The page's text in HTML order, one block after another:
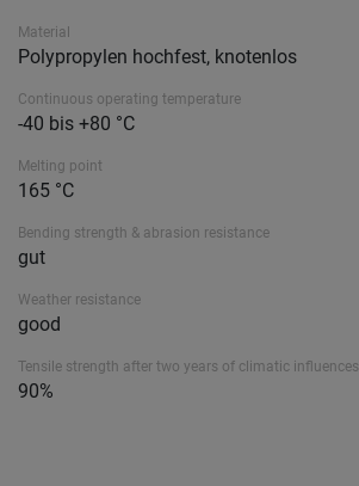
Material
Polypropylen hochfest, knotenlos
Continuous operating temperature
-40 bis +80 °C
Melting point
165 °C
Bending strength & abrasion resistance
gut
Weather resistance
good
Tensile strength after two years of climatic influences
90%